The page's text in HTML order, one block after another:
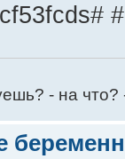
- на что?